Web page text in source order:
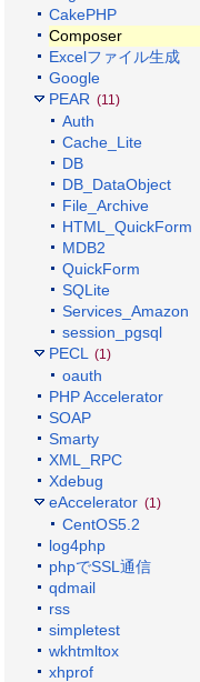
CakePHP
Composer
Excelファイル生成
Google
PEAR (11)
Auth
Cache_Lite
DB
DB_DataObject
File_Archive
HTML_QuickForm
MDB2
QuickForm
SQLite
Services_Amazon
session_pgsql
PECL
(1)
oauth
PHP Accelerator
SOAP
Smarty
XML_RPC
Xdebug
eAccelerator (1)
CentOS5.2
log4php
phpでSSL通信
qdmail
rss
simpletest
wkhtmltox
xhprof